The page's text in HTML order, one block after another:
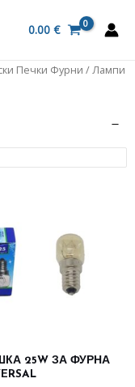
0.00 €
Печки Фурни / Лампи
25W ЗА ФУРНА